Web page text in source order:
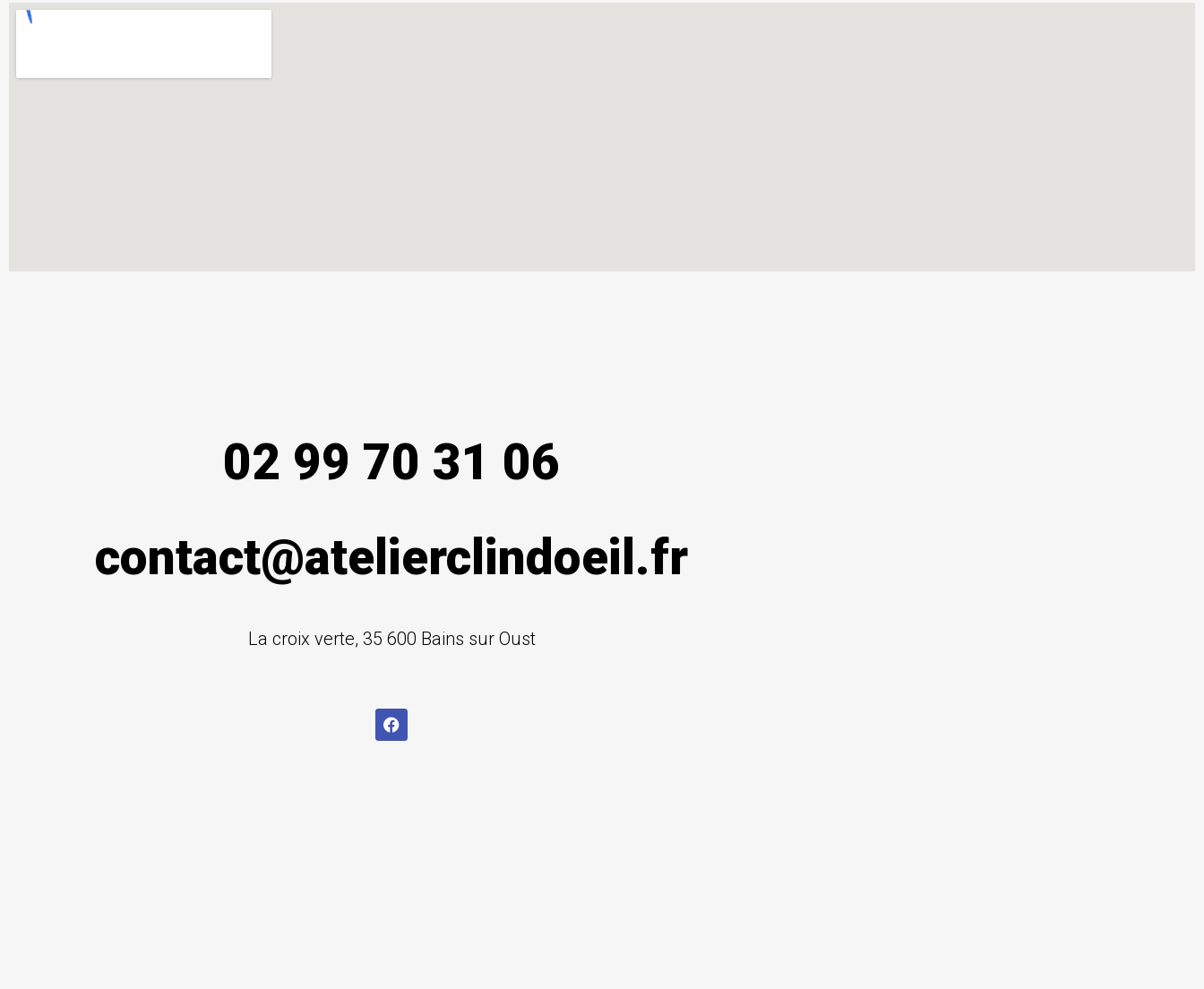
02 99 70 31 06
contact@atelierclindoeil.fr
La croix verte, 35 600 Bains sur Oust